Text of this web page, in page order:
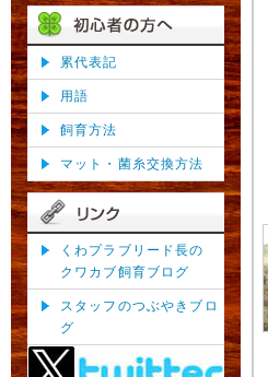
累代表記
用語
飼育方法
マット・菌糸交換方法
くわプラブリード長の
クワカブ飼育ブログ
スタッフのつぶやきブロ
グ